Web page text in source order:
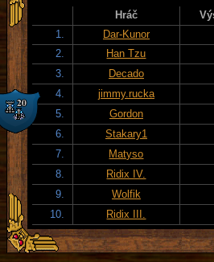
Hráč
1.
Dar-Kunor
2.
Han Tzu
3.
Decado
4.
jimmy.rucka
5.
Gordon
6.
Stakary1
7.
Matyso
8.
Ridix IV.
9.
Wolfik
10.
Ridix III.